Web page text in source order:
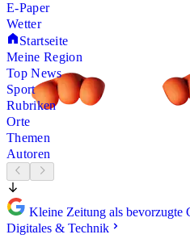
E-Paper
Wetter
Startseite
Meine Region
Top News
Sport
Rubriken
Orte
Themen
Autoren
Kleine Zeitung als bevorzugte
Digitales & Technik